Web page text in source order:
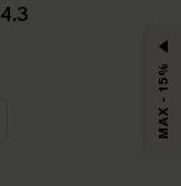
4.3
MAX - 15%